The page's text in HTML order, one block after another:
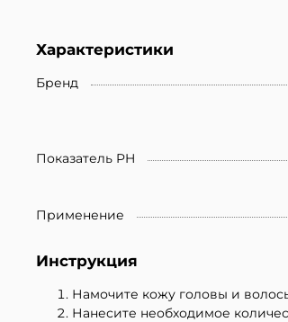
Характеристики
Бренд
Показатель PH
Применение
Инструкция
Намочите кожу головы и
Нанесите необходимое